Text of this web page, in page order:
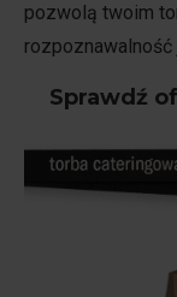
pozwolą twoim
Sprawdź